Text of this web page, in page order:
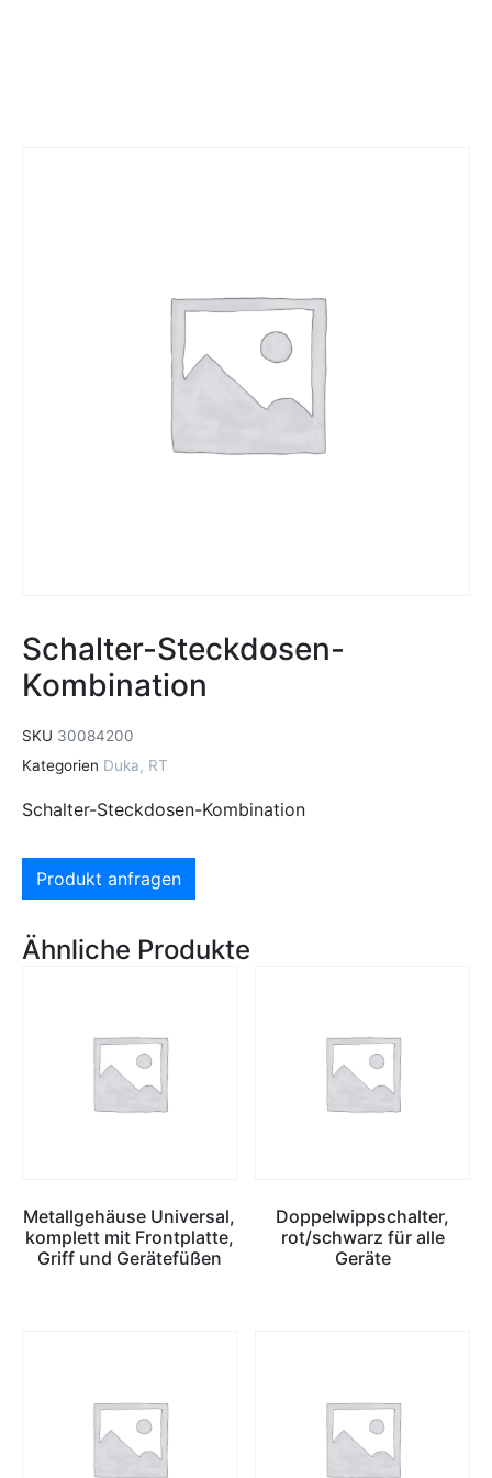
Schalter-Steckdosen-
Kombination
SKU 30084200
Kategorien Duka, RT
Schalter-Steckdosen-Kombination
Produkt anfragen
Ähnliche Produkte
Metallgehäuse Universal,
komplett mit Frontplatte,
Griff und Gerätefüßen
Doppelwippschalter,
rot/schwarz für alle
Geräte